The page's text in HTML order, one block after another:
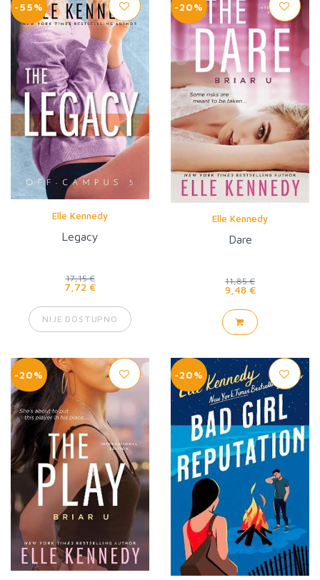
-55%
Elle Kennedy
Legacy
17,15 €
7,72 €
NIJE DOSTUPNO
-20%
Elle Kennedy
Dare
11,85 €
9,48 €
-20% -20%